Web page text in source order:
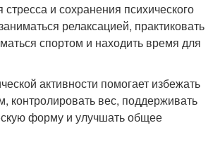
и сохранения психического
релаксацией, практиковать
спортом и находить время для
активности помогает избежать
контролировать вес, поддерживать
форму и улучшать общее